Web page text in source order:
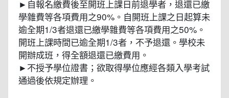
►自報名繳費後至開班上課日前退學者，退還已繳
學雜費等各項費用之90%。自開班上課之日起算未
逾全期1/3者退還已繳學雜費等各項費用之50%。
開班上課時間已逾全期1/3者，不予退還。學校未
開辦成班，得全額退還已繳費用。
►不授予學位證書；欲取得學位應經各類入學考試
通過後依規定辦理。